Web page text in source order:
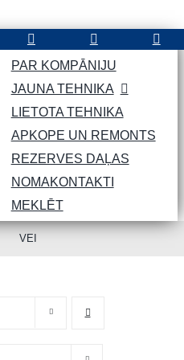
PAR KOMPĀNIJU
JAUNA TEHNIKA
LIETOTA TEHNIKA
APKOPE UN REMONTS
REZERVES DAĻAS
NOMAKONTAKTI
MEKLĒT
VEI